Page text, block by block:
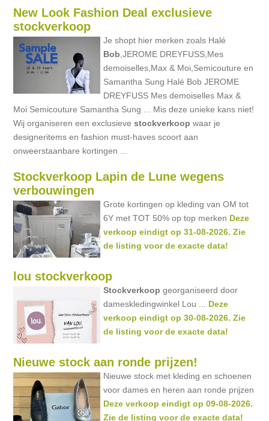
New Look Fashion Deal exclusieve
stockverkoop
Je shopt hier merken zoals Halé
Bob ,JEROME DREYFUSS,Mes
demoiselles,Max & Moi,Semicouture en
Samantha Sung Halé Bob JEROME
DREYFUSS Mes demoiselles Max &
Moi Semicouture Samantha Sung ... Mis deze unieke kans niet!
Wij organiseren een exclusievestockverkoop waar je
designeritems en fashion must-haves scoort aan
onweerstaanbare kortingen ...
Stockverkoop Lapin de Lune wegens
verbouwingen
Grote kortingen op kleding van OM tot
6Y met TOT 50% op top merken Deze
verkoop eindigt op 31-08-2026. Zie
de listing voor de exacte data!
lou stockverkoop
Stockverkoop georganiseerd door
dameskledingwinkel Lou ... Deze
verkoop eindigt op 30-08-2026. Zie
de listing voor de exacte data!
Nieuwe stock aan ronde prijzen!
Nieuwe stock met kleding en schoenen
voor dames en heren aan ronde prijzen
Deze verkoop eindigt op 09-08-2026.
Zie de listing voor de exacte data!